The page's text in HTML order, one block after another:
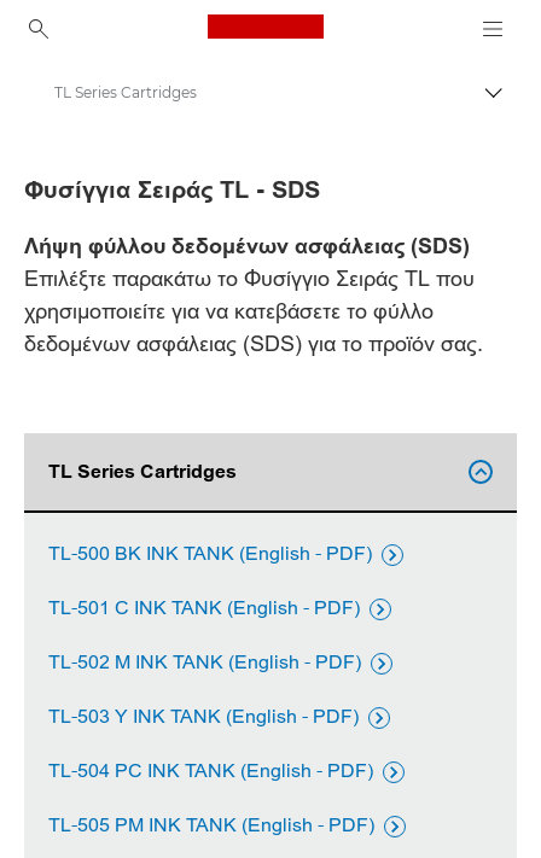
Canon Logo, back to
Φύλλα δεδομένων ασφάλειας
TL Series Cartridges
Φυσίγγια Σειράς TL - SDS
Λήψη φύλλου δεδομένων ασφάλειας (SDS)
Επιλέξτε παρακάτω το Φυσίγγιο Σειράς TL που
χρησιμοποιείτε για να κατεβάσετε το φύλλο
δεδομένων ασφάλειας (SDS) για το προϊόν σας.
TL Series Cartridges 
TL-500 BK INK TANK (English - PDF) 
TL-501 C INK TANK (English - PDF) 
TL-502 M INK TANK (English - PDF) 
TL-503 Y INK TANK (English - PDF) 
TL-504 PC INK TANK (English - PDF) 
TL-505 PM INK TANK (English - PDF) 